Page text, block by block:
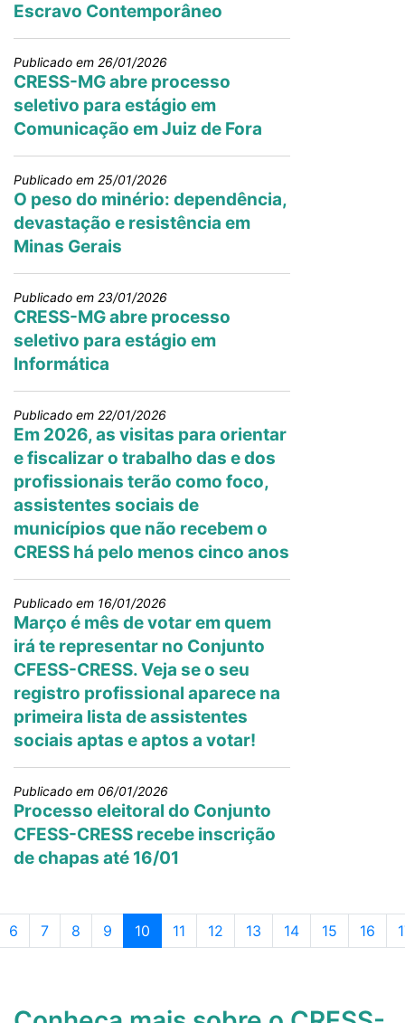
Escravo Contemporâneo
Publicado em 26/01/2026
CRESS-MG abre processo
seletivo para estágio em
Comunicação em Juiz de Fora
Publicado em 25/01/2026
O peso do minério: dependência,
devastação e resistência em
Minas Gerais
Publicado em 23/01/2026
CRESS-MG abre processo
seletivo para estágio em
Informática
Publicado em 22/01/2026
Em 2026, as visitas para orientar
e fiscalizar o trabalho das e dos
profissionais terão como foco,
assistentes sociais de
municípios que não recebem o
CRESS há pelo menos cinco anos
Publicado em 16/01/2026
Março é mês de votar em quem
irá te representar no Conjunto
CFESS-CRESS. Veja se o seu
registro profissional aparece na
primeira lista de assistentes
sociais aptas e aptos a votar!
Publicado em 06/01/2026
Processo eleitoral do Conjunto
CFESS-CRESS recebe inscrição
de chapas até 16/01
Page navigation
Página
6 Página
7 Página
8 Página
9 Página atual
10 Página
11 Página
12 Página
13 Página
14 Página
15 Página
16